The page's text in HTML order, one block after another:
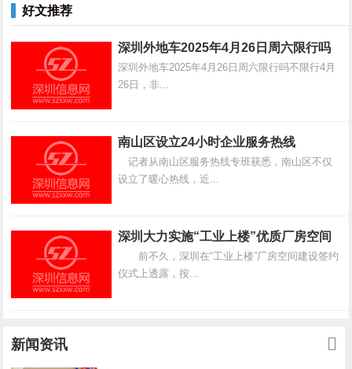
好文推荐
深圳外地车2025年4月26日周六限行吗
深圳外地车2025年4月26日周六限行吗不限行4月
26日，非...
南山区设立24小时企业服务热线
记者从南山区服务热线专班获悉，南山区不仅
设立了暖心热线，近...
深圳大力实施“工业上楼”优质厂房空间
建设计划
前不久，深圳在“工业上楼”厂房空间建设签约
仪式上透露，按...
新闻资讯